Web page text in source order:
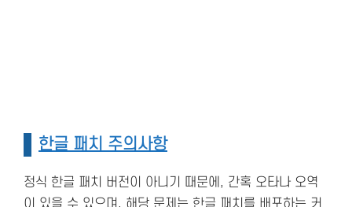
한글 패치 주의사항
정식 한글 패치 버전이 아니기 때문에, 간혹 오타나 오역